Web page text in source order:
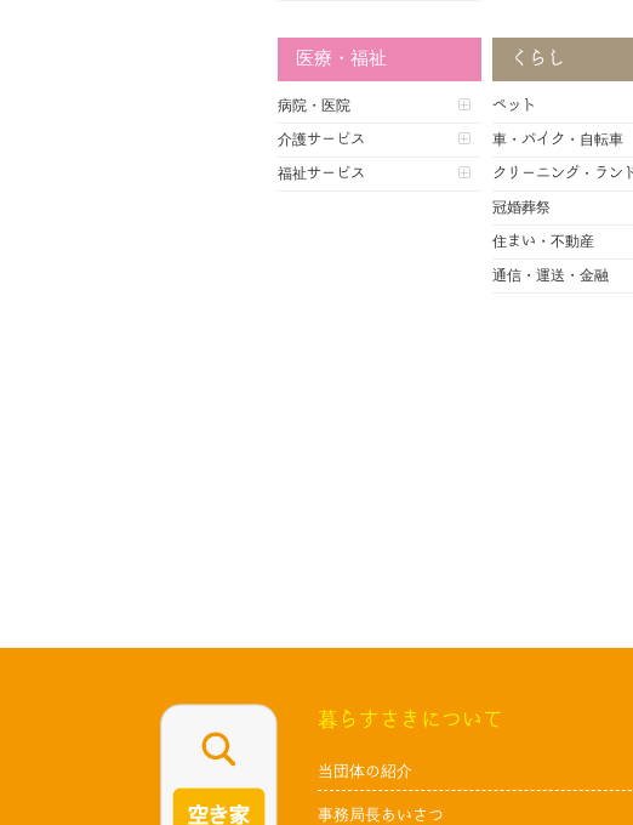
医療・福祉
病院・医院
介護サービス
福祉サービス
くらし
ペット
車・バイク・自転車
クリーニング・ラン
冠婚葬祭
住まい・不動産
通信・運送・金融
暮らすさきについて
当団体の紹介
事務局長あいさつ